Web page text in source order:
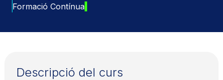
Formació Contínua
Descripció del curs